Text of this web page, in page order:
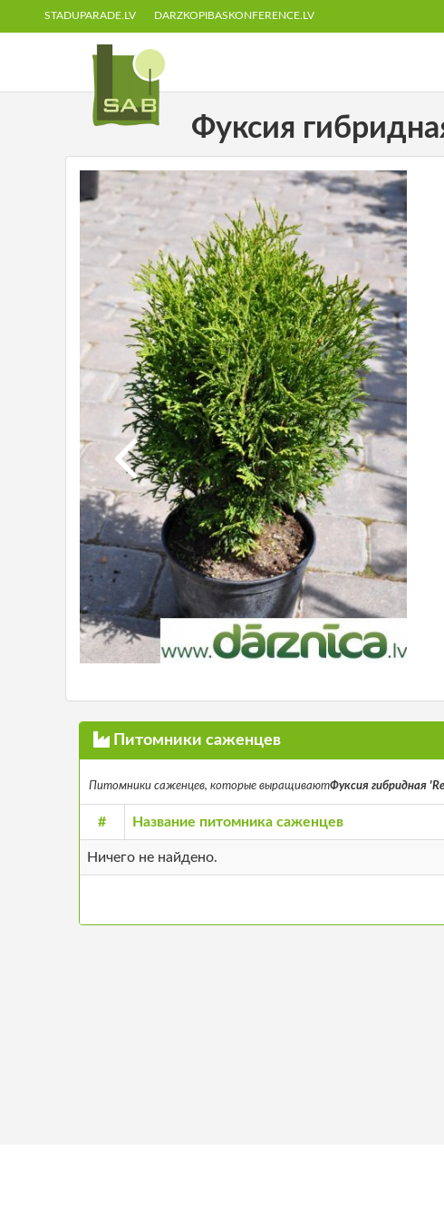
STADUPARADE.LV DARZKOPIBASKONFERENCE.LV
Фуксия
Питомники саженцев
Питомники саженцев, которые выращиваютФуксия гибридная
# Название питомника саженцев
Ничего не найдено.